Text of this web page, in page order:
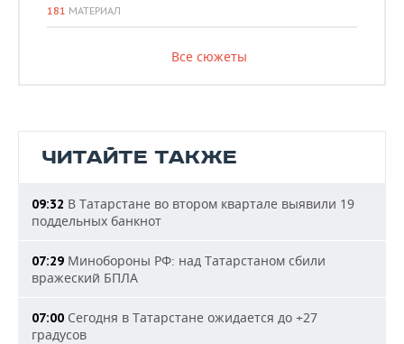
181 МАТЕРИАЛ
Все сюжеты
ЧИТАЙТЕ ТАКЖЕ
09:32 В Татарстане во втором квартале выявили 19
поддельных банкнот
07:29 Минобороны РФ: над Татарстаном сбили
вражеский БПЛА
07:00 Сегодня в Татарстане ожидается до +27
градусов